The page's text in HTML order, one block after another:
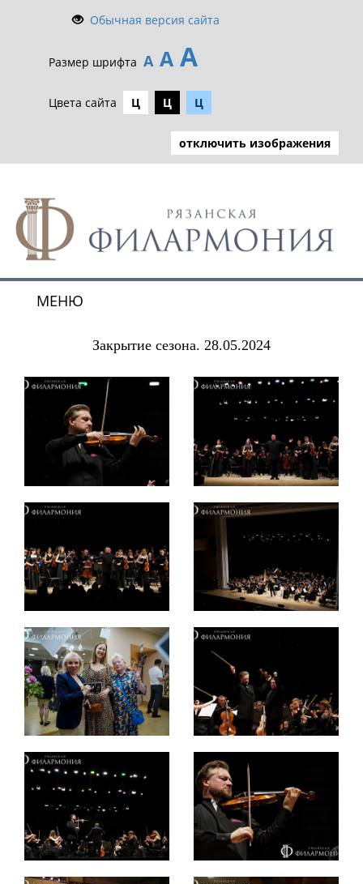
Обычная версия сайта
Размер шрифта А А А
Цвета сайта Ц Ц Ц
отключить изображения
МЕНЮ
Закрытие сезона. 28.05.2024